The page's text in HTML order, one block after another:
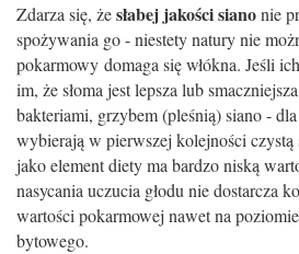
Zdarza się, żesłabej jakości sianonie
spożywania go - niestety natury nie moż
pokarmowy domaga sięwłókna. Jeśli
im, że słoma jest lepsza lub
bakteriami, grzybem (pleśnią) siano -
wybierają w pierwszej kolejności czystą
jako element diety ma bardzo niską
nasycania uczucia głodu nie dostarcza
wartości pokarmowej nawet na
bytowego.